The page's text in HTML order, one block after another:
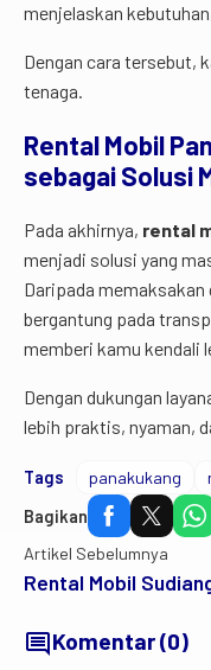
menjelaskan
Dengan cara tersebut,
tenaga.
Rental Mobil
sebagai Solusi
Pada akhirnya, rental
menjadi solusi yang
Daripada
bergantung pada
memberi kamu kendali
Dengan dukungan
lebih praktis, nyaman,
Tags panakukang
Bagikan
Artikel Sebelumnya
Rental Mobil
commentKomentar (0)